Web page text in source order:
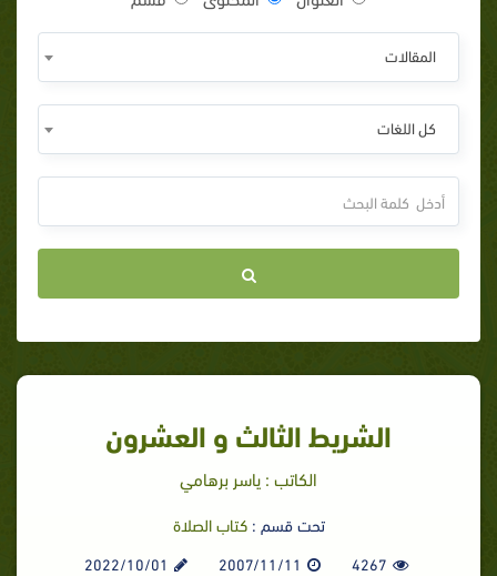
المقالات
كل اللغات
الشريط الثالث و العشرون
الكاتب : ياسر برهامي
تحت قسم :كتاب الصلاة
4267
2007/11/11
2022/10/01